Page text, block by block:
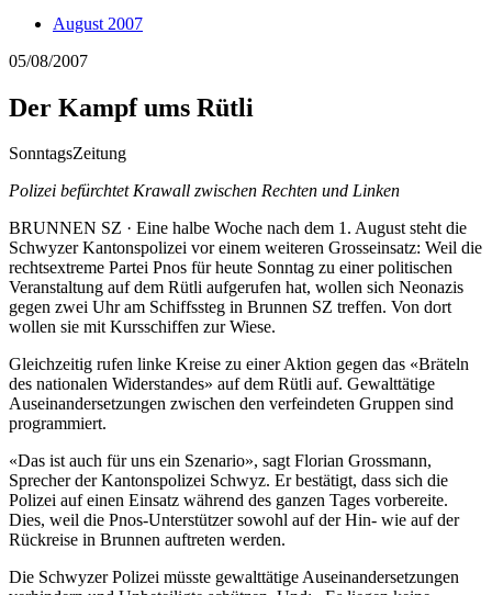
August 2007
05/08/2007
Der Kampf ums Rütli
SonntagsZeitung
Polizei befürchtet Krawall zwischen Rechten und Linken
BRUNNEN SZ · Eine halbe Woche nach dem 1. August steht die
Schwyzer Kantonspolizei vor einem weiteren Grosseinsatz: Weil die
rechtsextreme Partei Pnos für heute Sonntag zu einer politischen
Veranstaltung auf dem Rütli aufgerufen hat, wollen sich Neonazis
gegen zwei Uhr am Schiffssteg in Brunnen SZ treffen. Von dort
wollen sie mit Kursschiffen zur Wiese.
Gleichzeitig rufen linke Kreise zu einer Aktion gegen das «Bräteln
des nationalen Widerstandes» auf dem Rütli auf. Gewalttätige
Auseinandersetzungen zwischen den verfeindeten Gruppen sind
programmiert.
«Das ist auch für uns ein Szenario», sagt Florian Grossmann,
Sprecher der Kantonspolizei Schwyz. Er bestätigt, dass sich die
Polizei auf einen Einsatz während des ganzen Tages vorbereite.
Dies, weil die Pnos-Unterstützer sowohl auf der Hin- wie auf der
Rückreise in Brunnen auftreten werden.
Die Schwyzer Polizei müsste gewalttätige Auseinandersetzungen